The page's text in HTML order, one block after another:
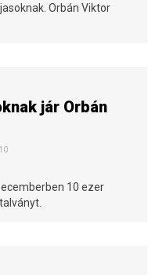
Orbán Viktor
jár Orbán
10 ezer